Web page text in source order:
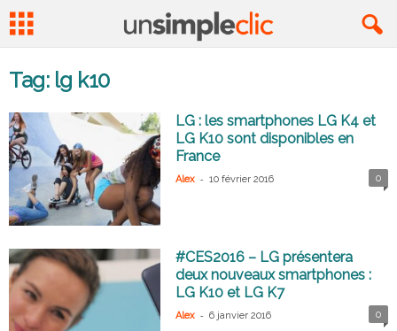
Tag: lg k10
LG : les smartphones LG K4 et
LG K10 sont disponibles en
France
Alex - 10 février 2016 0
#CES2016 – LG présentera
deux nouveaux smartphones :
LG K10 et LG K7
Alex - 6 janvier 2016 0